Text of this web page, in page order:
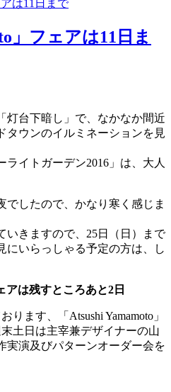
」フェアは11日ま
灯台下暗し」で、なかなか間近
タウンのイルミネーションを見
イトガーデン2016」は、大人
でしたので、かなり寒く感じま
いきますので、25日（日）まで
にいらっしゃる予定の方は、し
アは残すところあと2日
ります、「Atsushi Yamamoto」
土日は主宰兼デザイナーの山
実演及びパターンオーダー会を